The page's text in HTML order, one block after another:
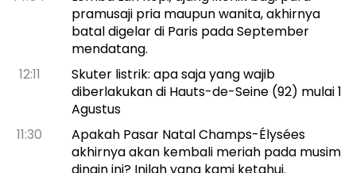
pramusaji pria maupun wanita, akhirnya
batal digelar di Paris pada September
mendatang.
12:11
Skuter listrik: apa saja yang wajib
diberlakukan di Hauts-de-Seine (92) mulai 1
Agustus
11:30
Apakah Pasar Natal Champs-Élysées
akhirnya akan kembali meriah pada musim
dingin ini? Inilah yang kami ketahui.